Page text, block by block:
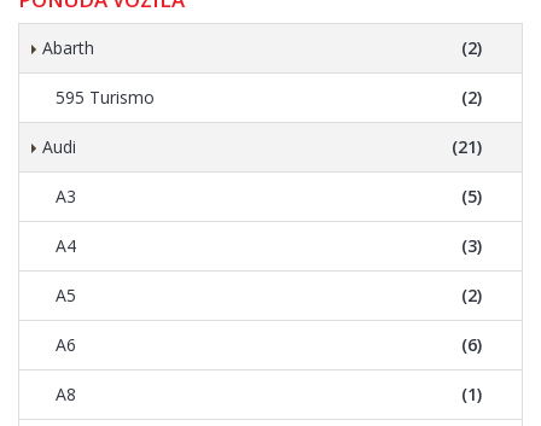
Abarth (2)
595 Turismo (2)
Audi (21)
A3 (5)
A4 (3)
A5 (2)
A6 (6)
A8 (1)